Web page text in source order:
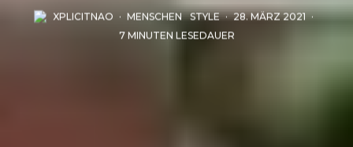
XPLICITNAO · MENSCHEN STYLE · 28. MÄRZ 2021 ·
7 MINUTEN LESEDAUER